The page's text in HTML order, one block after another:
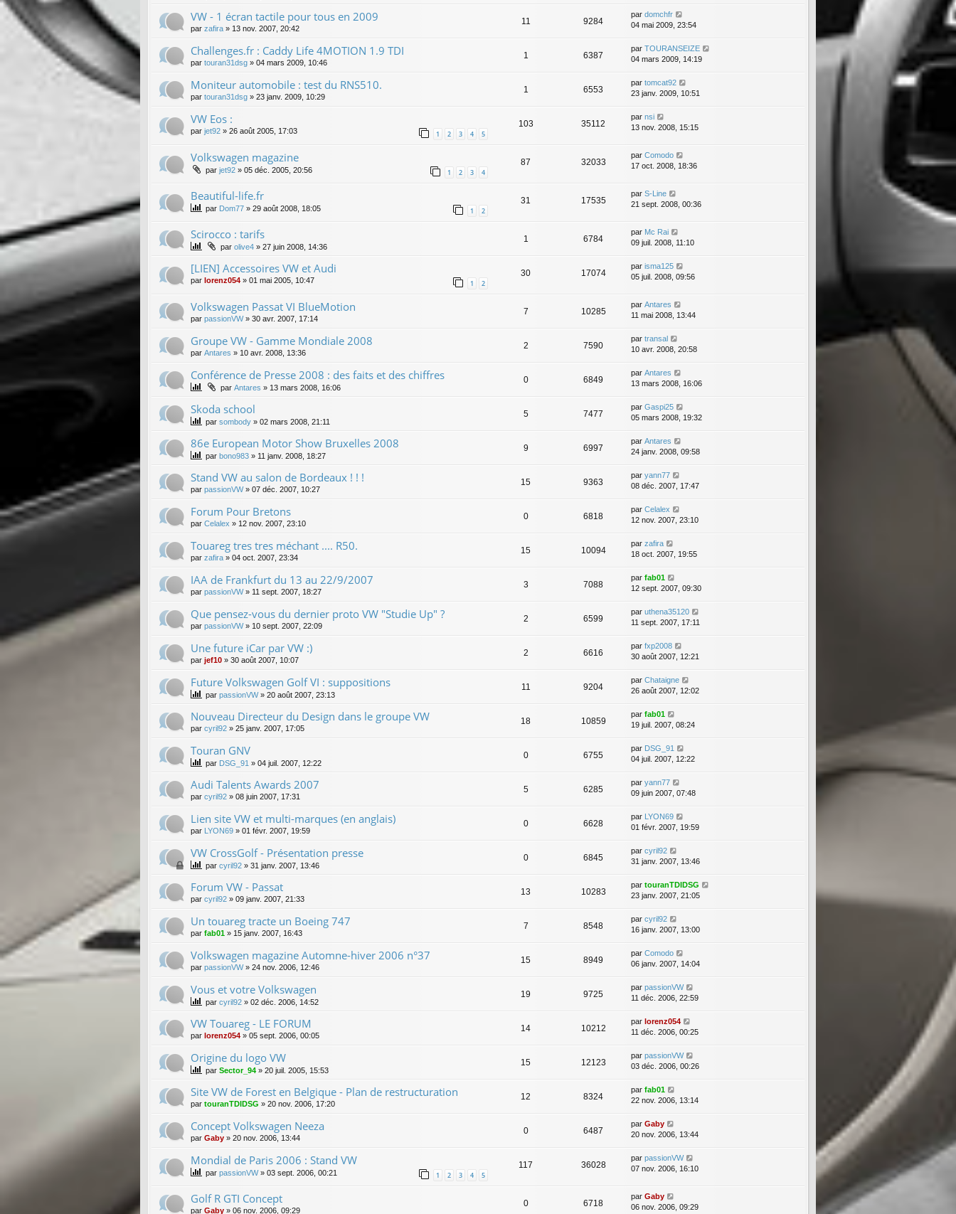
VW - 1 écran tactile pour tous en 2009
par zafira » 13 nov. 2007, 20:42
11 9284
par domchfr
04 mai 2009, 23:54
Challenges.fr : Caddy Life 4MOTION 1.9 TDI
par touran31dsg » 04 mars 2009, 10:46
1 6387
par TOURANSEIZE
04 mars 2009, 14:19
Moniteur automobile : test du RNS510.
par touran31dsg » 23 janv. 2009, 10:29
1 6553
par tomcat92
23 janv. 2009, 10:51
VW Eos :
par jet92 » 26 août 2005, 17:03 1 2 3 4 5
103 35112
par nsi
13 nov. 2008, 15:15
Volkswagen magazine
par jet92 » 05 déc. 2005, 20:56 1 2 3 4
87 32033
par Comodo
17 oct. 2008, 18:36
Beautiful-life.fr
par Dom77 » 29 août 2008, 18:05 1 2
31 17535
par S-Line
21 sept. 2008, 00:36
Scirocco : tarifs
par olive4 » 27 juin 2008, 14:36
1 6784
par Mc Rai
09 juil. 2008, 11:10
[LIEN] Accessoires VW et Audi
par lorenz054 » 01 mai 2005, 10:47 1 2
30 17074
par isma125
05 juil. 2008, 09:56
Volkswagen Passat VI BlueMotion
par passionVW» 30 avr. 2007, 17:14
7 10285
par Antares
11 mai 2008, 13:44
Groupe VW - Gamme Mondiale 2008
par Antares » 10 avr. 2008, 13:36
2 7590
par transal
10 avr. 2008, 20:58
Conférence de Presse 2008 : des faits et des chiffres
par Antares » 13 mars 2008, 16:06
0 6849
par Antares
13 mars 2008, 16:06
Skoda school
par sombody » 02 mars 2008, 21:11
5 7477
par Gaspi25
05 mars 2008, 19:32
86e European Motor Show Bruxelles 2008
par bono983 » 11 janv. 2008, 18:27
9 6997
par Antares
24 janv. 2008, 09:58
Stand VW au salon de Bordeaux ! ! !
par passionVW» 07 déc. 2007, 10:27
15 9363
par yann77
08 déc. 2007, 17:47
Forum Pour Bretons
par Celalex » 12 nov. 2007, 23:10
0 6818
par Celalex
12 nov. 2007, 23:10
Touareg tres tres méchant .... R50.
par zafira » 04 oct. 2007, 23:34
15 10094
par zafira
18 oct. 2007, 19:55
IAA de Frankfurt du 13 au 22/9/2007
par passionVW» 11 sept. 2007, 18:27
3 7088
par fab01
12 sept. 2007, 09:30
Que pensez-vous du dernier proto VW "Studie Up" ?
par passionVW» 10 sept. 2007, 22:09
2 6599
par uthena35120
11 sept. 2007, 17:11
Une future iCar par VW :)
par jef10 » 30 août 2007, 10:07
2 6616
par fxp2008
30 août 2007, 12:21
Future Volkswagen Golf VI : suppositions
par passionVW» 20 août 2007, 23:13
11 9204
par Chataigne
26 août 2007, 12:02
Nouveau Directeur du Design dans le groupe VW
par cyril92 » 25 janv. 2007, 17:05
18 10859
par fab01
19 juil. 2007, 08:24
Touran GNV
par DSG_91 » 04 juil. 2007, 12:22
0 6755
par DSG_91
04 juil. 2007, 12:22
Audi Talents Awards 2007
par cyril92 » 08 juin 2007, 17:31
5 6285
par yann77
09 juin 2007, 07:48
Lien site VW et multi-marques (en anglais)
par LYON69 » 01 févr. 2007, 19:59
0 6628
par LYON69
01 févr. 2007, 19:59
VW CrossGolf - Présentation presse
par cyril92 » 31 janv. 2007, 13:46
0 6845
par cyril92
31 janv. 2007, 13:46
Forum VW - Passat
par cyril92 » 09 janv. 2007, 21:33
13 10283
par touranTDIDSG
23 janv. 2007, 21:05
Un touareg tracte un Boeing 747
par fab01 » 15 janv. 2007, 16:43
7 8548
par cyril92
16 janv. 2007, 13:00
Volkswagen magazine Automne-hiver 2006 n°37
par passionVW» 24 nov. 2006, 12:46
15 8949
par Comodo
06 janv. 2007, 14:04
Vous et votre Volkswagen
par cyril92 » 02 déc. 2006, 14:52
19 9725
par passionVW
11 déc. 2006, 22:59
VW Touareg - LE FORUM
par lorenz054 » 05 sept. 2006, 00:05
14 10212
par lorenz054
11 déc. 2006, 00:25
Origine du logo VW
par Sector_94 » 20 juil. 2005, 15:53
15 12123
par passionVW
03 déc. 2006, 00:26
Site VW de Forest en Belgique - Plan de restructuration
par touranTDIDSG » 20 nov. 2006, 17:20
12 8324
par fab01
22 nov. 2006, 13:14
Concept Volkswagen Neeza
par Gaby » 20 nov. 2006, 13:44
0 6487
par Gaby
20 nov. 2006, 13:44
Mondial de Paris 2006 : Stand VW
par passionVW» 03 sept. 2006, 00:21 1 2 3 4 5
117 36028
par passionVW
07 nov. 2006, 16:10
Golf R GTI Concept
par Gaby » 06 nov. 2006, 09:29
0 6718
par Gaby
06 nov. 2006, 09:29